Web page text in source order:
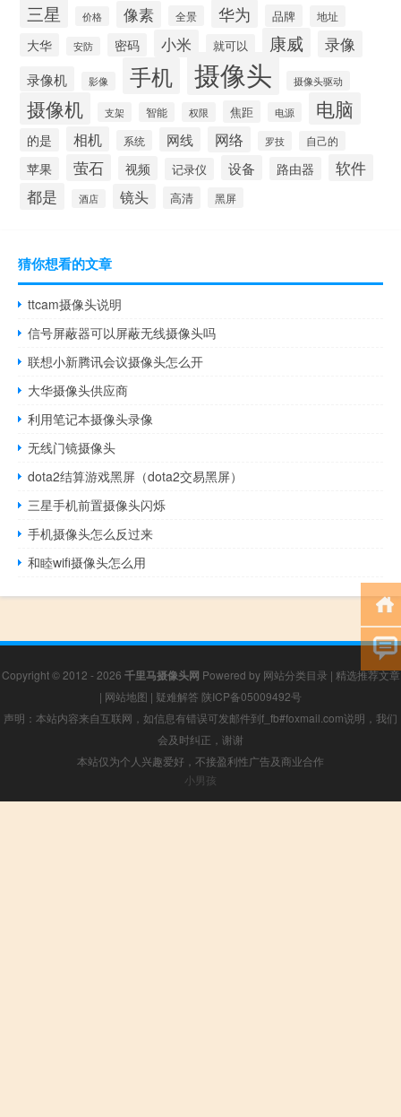
三星 价格 像素 全景 华为 品牌 地址
大华 安防 密码 小米 就可以 康威 录像
录像机 影像 手机 摄像头 摄像头驱动
摄像机 支架 智能 权限 焦距 电源 电脑
的是 相机 系统 网线 网络 罗技 自己的
苹果 萤石 视频 记录仪 设备 路由器
软件
都是
酒店 镜头 高清 黑屏
猜你想看的文章
ttcam摄像头说明
信号屏蔽器可以屏蔽无线摄像头吗
联想小新腾讯会议摄像头怎么开
大华摄像头供应商
利用笔记本摄像头录像
无线门镜摄像头
dota2结算游戏黑屏（dota2交易黑屏）
三星手机前置摄像头闪烁
手机摄像头怎么反过来
和睦wifi摄像头怎么用
Copyright © 2012 - 2026 千里马摄像头网 Powered by 网站分类目录 | 精选推荐文章
| 网站地图 | 疑难解答 陕ICP备05009492号
声明：本站内容来自互联网，如信息有错误可发邮件到f_fb#foxmail.com说明，我们
会及时纠正，谢谢
本站仅为个人兴趣爱好，不接盈利性广告及商业合作
小男孩